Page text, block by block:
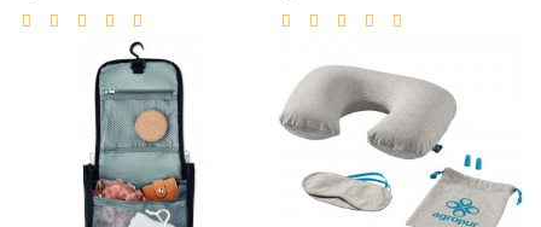
scontato
scontato